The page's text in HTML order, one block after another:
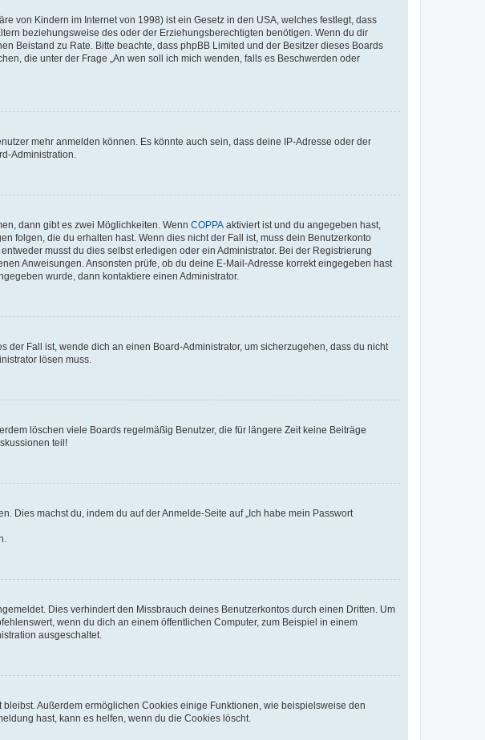
von Kindern im Internet von 1998) ist ein Gesetz in den USA, welches festlegt, dass
beziehungsweise des oder der Erziehungsberechtigten benötigen. Wenn du dir
Beistand zu Rate. Bitte beachte, dass phpBB Limited und der Besitzer dieses Boards
die unter der Frage „An wen soll ich mich wenden, falls es Beschwerden oder
mehr anmelden können. Es könnte auch sein, dass deine IP-Adresse oder der
Administration.
dann gibt es zwei Möglichkeiten. Wenn COPPA aktiviert ist und du angegeben hast,
folgen, die du erhalten hast. Wenn dies nicht der Fall ist, muss dein Benutzerkonto
musst du dies selbst erledigen oder ein Administrator. Bei der Registrierung
Anweisungen. Ansonsten prüfe, ob du deine E-Mail-Adresse korrekt eingegeben hast
wurde, dann kontaktiere einen Administrator.
Fall ist, wende dich an einen Board-Administrator, um sicherzugehen, dass du nicht
lösen muss.
löschen viele Boards regelmäßig Benutzer, die für längere Zeit keine Beiträge
teil!
Dies machst du, indem du auf der Anmelde-Seite auf „Ich habe mein Passwort
Dies verhindert den Missbrauch deines Benutzerkontos durch einen Dritten. Um
wenn du dich an einem öffentlichen Computer, zum Beispiel in einem
ausgeschaltet.
Außerdem ermöglichen Cookies einige Funktionen, wie beispielsweise den
hast, kann es helfen, wenn du die Cookies löscht.